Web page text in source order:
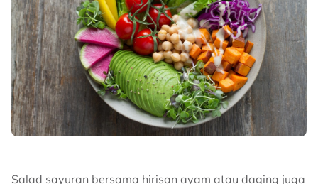
Salad sayuran bersama hirisan ayam atau daging juga